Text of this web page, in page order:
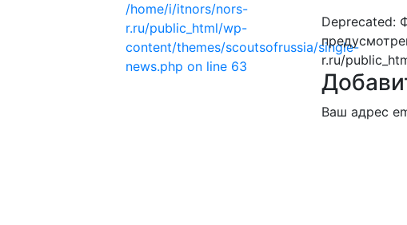
/home/i/itnors/nors-
r.ru/public_html/wp-
content/themes/scoutsofrussia/single-
news.php on line 63
Deprecated:
r.ru/
Ваш адрес